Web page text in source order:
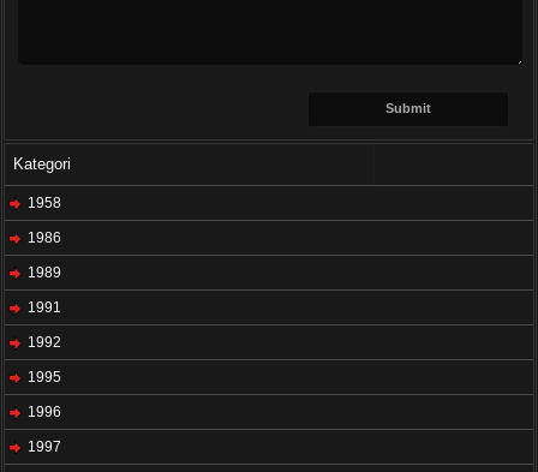
Kategori
1958
1986
1989
1991
1992
1995
1996
1997